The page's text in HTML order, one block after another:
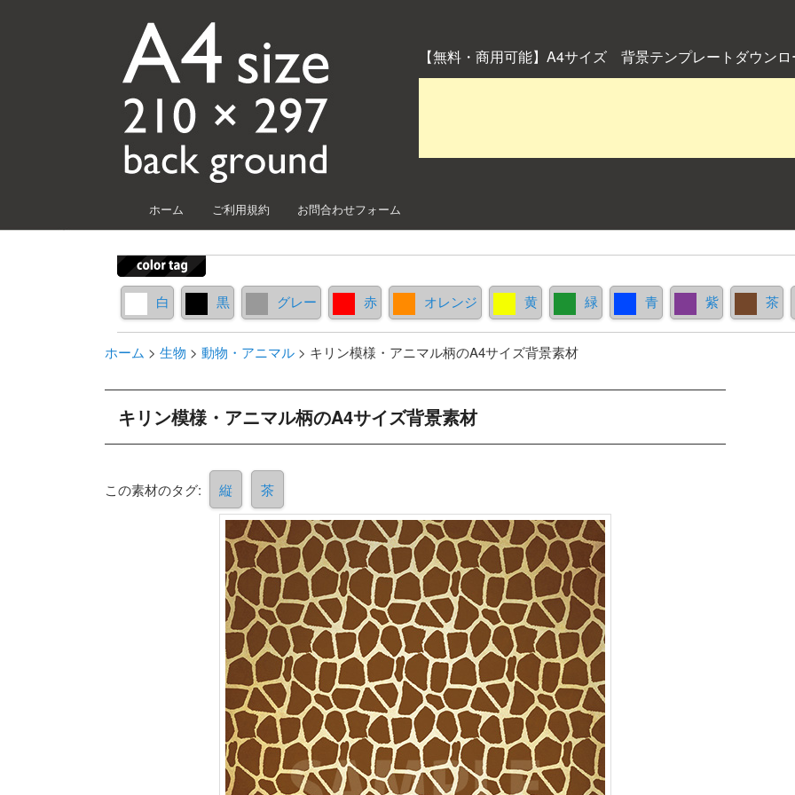
【無料・商用可能】A4サイズ 背景テンプレートダウン
メインコンテンツへ移動
サブコンテンツへ移動
ホーム ご利用規約 お問合わせフォーム
白 黒 グレー 赤 オレンジ 黄 緑 青 紫 茶
ホーム > 生物 > 動物・アニマル> キリン模様・アニマル柄のA4サイズ背景素材
キリン模様・アニマル柄のA4サイズ背景素材
この素材のタグ: 縦 茶